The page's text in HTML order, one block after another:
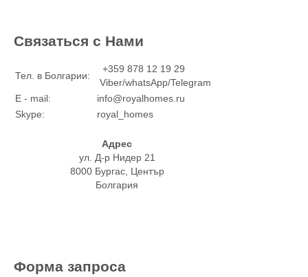
Связаться с Нами
Тел. в Болгарии:
+359 878 12 19 29
Viber/whatsApp/Telegram
E - mail:
info@royalhomes.ru
Skype:
royal_homes
Адрес
ул. Д-р Нидер 21
8000 Бургас, Център
Болгария
Форма запроса